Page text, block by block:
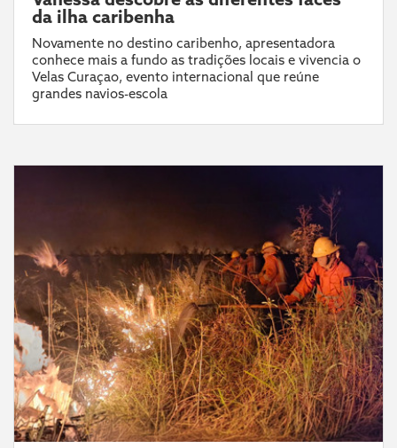
da ilha caribenha
Novamente no destino caribenho, apresentadora
conhece mais a fundo as tradições locais e vivencia o
Velas Curaçao, evento internacional que reúne
grandes navios-escola